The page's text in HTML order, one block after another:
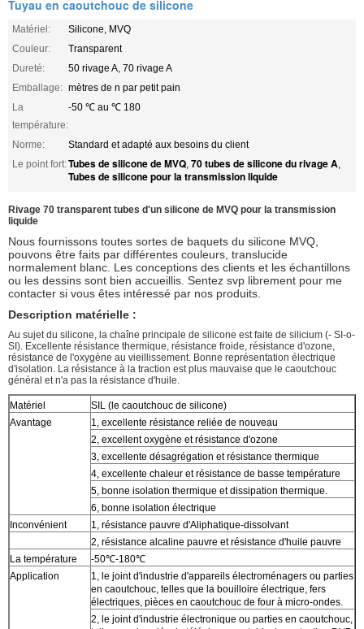
Tuyau en caoutchouc de silicone
Matériel:
Silicone, MVQ
Couleur:
Transparent
Dureté:
50 rivage A, 70 rivage A
Emballage: mètres de n par petit pain
La
température:
-50 ℃ au ℃ 180
Norme:
Standard et adapté aux besoins du client
Le point fort:Tubes de silicone de MVQ, 70 tubes de silicone du rivage A,
Tubes de silicone pour la transmission liquide
Rivage 70 transparent tubes d'un silicone de MVQ pour la transmission
liquide
Nous fournissons toutes sortes de baquets du silicone MVQ,
pouvons être faits par différentes couleurs, translucide
normalement blanc Les conceptions des clients et les échantillons
ou les dessins sont bien accueillis. Sentez svp librement pour me
contacter si vous êtes intéressé par nos produits.
Description matérielle :
Au sujet du silicone, la chaîne principale de silicone est faite de silicium (- SI-o-
SI). Excellente résistance thermique, résistance froide, résistance d'ozone,
résistance de l'oxygène au vieillissement. Bonne représentation électrique
d'isolation. La résistance à la traction est plus mauvaise que le caoutchouc
général et n'a pas la résistance d'huile.
Matériel
SIL (le caoutchouc de silicone)
Avantage
1, excellente résistance reliée de nouveau
2, excellent oxygène et résistance d'ozone
3, excellente désagrégation et résistance thermique
4, excellente chaleur et résistance de basse température
5, bonne isolation thermique et dissipation thermique.
6, bonne isolation électrique
Inconvénient
1, résistance pauvre d'Aliphatique-dissolvant
2, résistance alcaline pauvre et résistance d'huile pauvre
La température
-50℃-180℃
Application
1, le joint d'industrie d'appareils électroménagers ou parties
en caoutchouc, telles que la bouilloire électrique, fers
électriques, pièces en caoutchouc de four à micro-ondes.
2, le joint d'industrie électronique ou parties en caoutchouc,